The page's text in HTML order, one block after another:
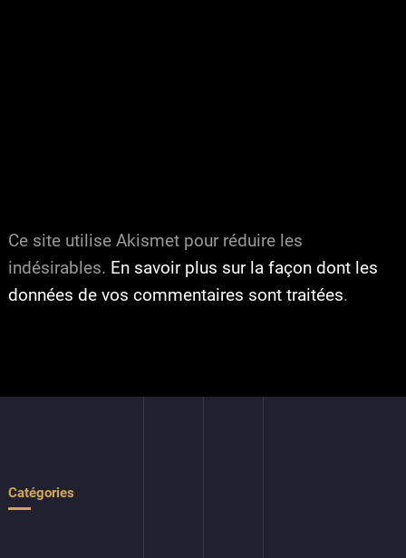
Ce site utilise Akismet pour réduire les
indésirables. En savoir plus sur la façon dont les
données de vos commentaires sont traitées.
Catégories